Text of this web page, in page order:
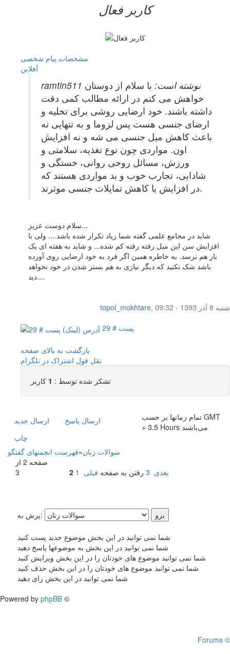
کاربر فعال
مشخصات پیام شخصی
آفلاين
ramtin511 نوشته است: با سلام از دوستان
خواهش می کنم در ارائه مطالب کمی دقت
داشته باشند. خود ارضایی روشی برای تخلیه و
ارضای جنسی هست پس لزوما و به تنهایی نه
باعث کاهش میل جنسی می شه و نه افزایش
اون. مواردی چون نوع تغذیه، سلامتی و
ورزش، مسائل روحی روانی، خستگی و
شادابی، تجارب خوب و بد مواردی هستند که
در افزایش یا کاهش تمایلات جنسی موثرند.
سلام دوست عزیز...
شاید در مجامع علمی گفته شما زیاد تکرار شده باشد.... ولی با
افزایش سن این میل رفته رفته کم شده... و شاید به هفته ای یک
بار هم نرسد. به خاطره همین اگر فرد به خود ارضایی روی آورده
باشد شک نکنید که دیگر نیازی به هم بستر شدن در خود نخواهد
دید....
topol_mokhtare,
شنبه 8 آذر 1393 - 09:32
پست # 29
بازگشت به بالای صفحه
نقل قول اشتراک در تلگرام
تشکر شده توسط : 1 کاربر
ارسال جديد
ارسال پاسخ
چاپ
تمام زمانها بر حسب GMT
+ 3.5 Hours می‌باشند
فهرست انجمنهای گفتگو»سوالات زنان
صفحه 2 از
3
رفتن به صفحه قبلی 1
2 3 بعدی
پرش به:
شما نمی توانید در این بخش موضوع جدید پست کنید
شما نمی توانید در این بخش به موضوعها پاسخ دهید
شما نمی توانید موضوع های خودتان را در این بخش ویرایش کنید
شما نمی توانید موضوع های خودتان را در این بخش حذف کنید
شما نمی توانید در این بخش رای دهید
Powered by phpBB ©
Forums ©